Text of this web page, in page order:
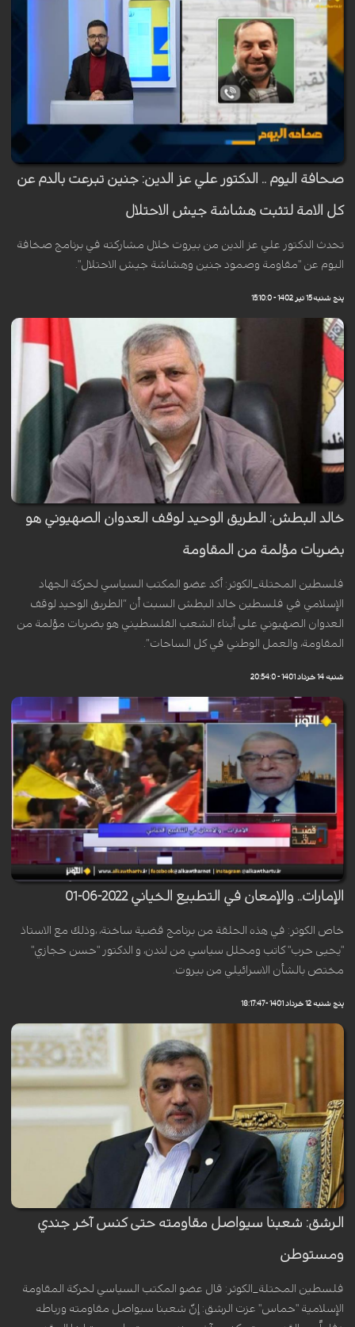
صحافة اليوم .. الدكتور علي عز الدين: جنين تبرعت بالدم عن
کل الامة لتثبت هشاشة جيش الاحتلال
تحدث الدكتور علي عز الدين من بيروت خلال مشاركته في برنامج صخافة
اليوم عن "مقاومة وصمود جنين وهشاشة جيش الاحتلال".
پنج شنبه 15 تیر 1402 - 15:10:0
خالد البطش: الطريق الوحيد لوقف العدوان الصهيوني هو
بضربات مؤلمة من المقاومة
فلسطين المحتلة_الكوثر: أكد عضو المكتب السياسي لحركة الجهاد
الإسلامي في فلسطين خالد البطش السبت أن “الطريق الوحيد لوقف
العدوان الصهيوني على أبناء الشعب الفلسطيني هو بضربات مؤلمة من
المقاومة، والعمل الوطني في كل الساحات”.
شنبه 14 خرداد 1401 - 20:54:0
الإمارات.. والإمعان في التطبيع الخياني 2022-06-01
خاص الكوثر: في هذه الحلقة من برنامج قضية ساخنة، ،وذلك مع الاستاذ
"يحيى حرب" كاتب ومحلل سياسي من لندن، و الدكتور "حسن حجازي"
مختص بالشأن الاسرائيلي من بيروت.
پنج شنبه 12 خرداد 1401 - 18:17:47
الرشق: شعبنا سيواصل مقاومته حتى كنس آخر جندي
ومستوطن
فلسطين المحتلة_الكوثر: قال عضو المكتب السياسي لحركة المقاومة
الإسلامية "حماس" عزت الرشق: إنّ شعبنا سيواصل مقاومته ورباطه